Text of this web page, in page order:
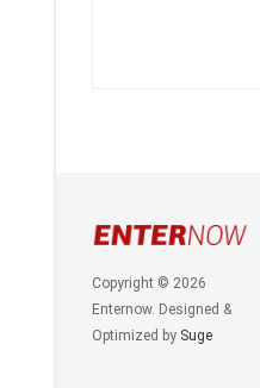
Copyright © 2026
Enternow. Designed &
Optimized by Suge